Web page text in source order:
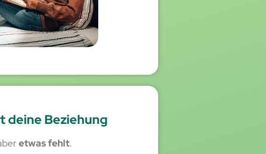
Beziehung
etwas fehlt.